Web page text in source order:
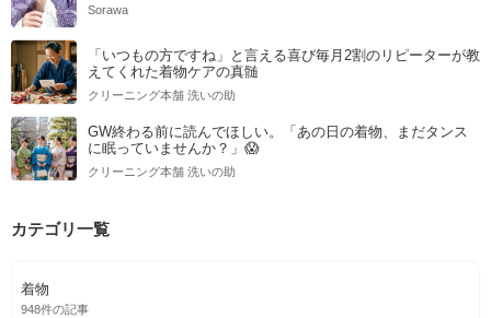
Sorawa
「いつもの方ですね」と言える喜び毎月2割のリピーターが教
えてくれた着物ケアの真髄
クリーニング本舗 洗いの助
GW終わる前に読んでほしい。「あの日の着物、まだタンス
に眠っていませんか？」😱
クリーニング本舗 洗いの助
カテゴリ一覧
着物
948件の記事